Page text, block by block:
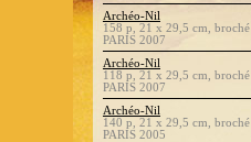
Archéo-Nil
158 p, 21 x 29,5 cm, broché
PARIS 2007
Archéo-Nil
118 p, 21 x 29,5 cm, broché
PARIS 2007
Archéo-Nil
140 p, 21 x 29,5 cm, broché
PARIS 2005